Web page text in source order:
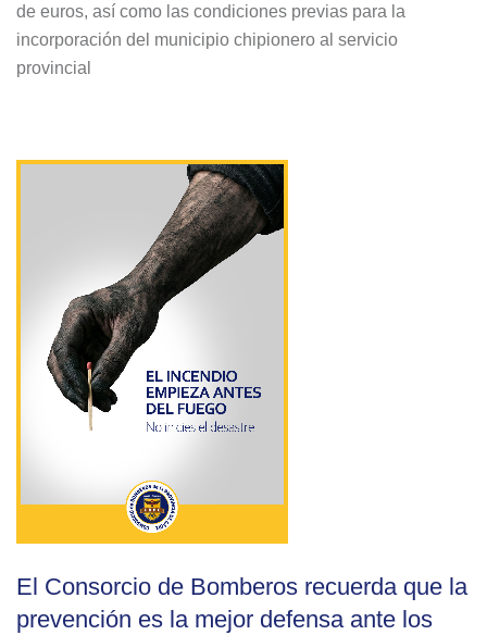
de euros, así como las condiciones previas para la
incorporación del municipio chipionero al servicio
provincial
El Consorcio de Bomberos recuerda que la
prevención es la mejor defensa ante los